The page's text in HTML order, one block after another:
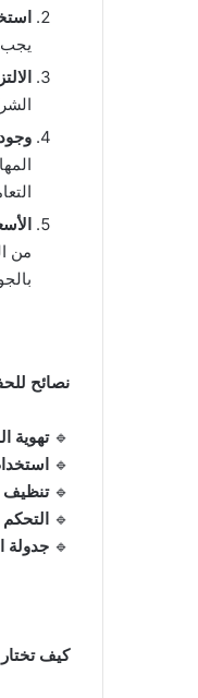
يجب
من
نصائح
🔹تهوية
🔹
🔹تنظيف
🔹
🔹 جدولة
كيف